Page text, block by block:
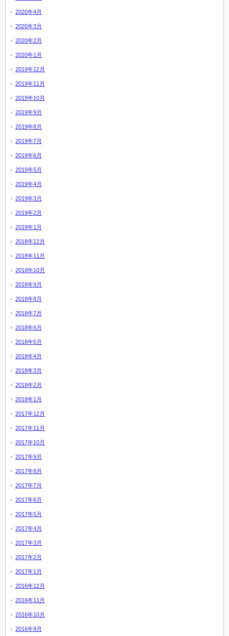
2020年4月
2020年3月
2020年2月
2020年1月
2019年12月
2019年11月
2019年10月
2019年9月
2019年8月
2019年7月
2019年6月
2019年5月
2019年4月
2019年3月
2019年2月
2019年1月
2018年12月
2018年11月
2018年10月
2018年9月
2018年8月
2018年7月
2018年6月
2018年5月
2018年4月
2018年3月
2018年2月
2018年1月
2017年12月
2017年11月
2017年10月
2017年9月
2017年8月
2017年7月
2017年6月
2017年5月
2017年4月
2017年3月
2017年2月
2017年1月
2016年12月
2016年11月
2016年10月
2016年9月